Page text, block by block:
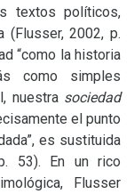
textos políticos,
2002, p.
“como la historia
como simples
nuestra sociedad
el punto
es sustituida
53). En un rico
Flusser